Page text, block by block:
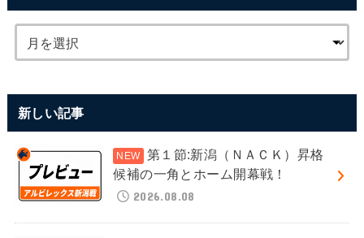
新しい記事
第１節:新潟（ＮＡＣＫ）昇格
候補の一角とホーム開幕戦！
2026.08.08